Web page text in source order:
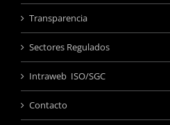
Transparencia
Sectores Regulados
Intraweb ISO/SGC
Contacto